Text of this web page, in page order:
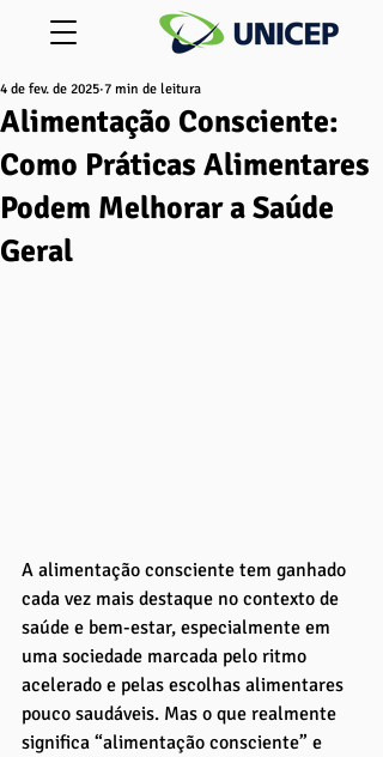
Alimentação Consciente:
Como Práticas Alimentares
Podem Melhorar a Saúde
Geral
4 de fev. de 2025 7 min de leitura
A alimentação consciente tem ganhado
cada vez mais destaque no contexto de
saúde e bem-estar, especialmente em
uma sociedade marcada pelo ritmo
acelerado e pelas escolhas alimentares
pouco saudáveis. Mas o que realmente
significa “alimentação consciente” e